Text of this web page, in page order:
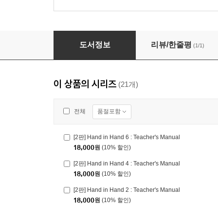
[2판] Hand in Hand Starter : Student Book
도서정보 리뷰/한줄평 (1/1)
이 상품의 시리즈 (21개)
전체 품절포함
[2판] Hand in Hand 6 : Teacher's Manual
18,000원 (10% 할인)
[2판] Hand in Hand 4 : Teacher's Manual
18,000원 (10% 할인)
[2판] Hand in Hand 2 : Teacher's Manual
18,000원 (10% 할인)